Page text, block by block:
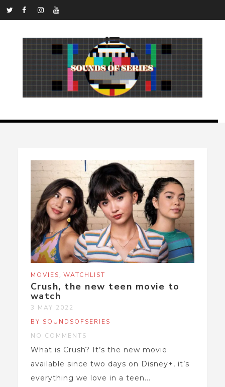
MOVIES WATCHLIST
Crush, the new teen movie to
watch
3 MAY 2022
BY SOUNDSOFSERIES
NO COMMENTS
What is Crush? It’s the new movie
available since two days on Disney+, it’s
everything we love in a teen...